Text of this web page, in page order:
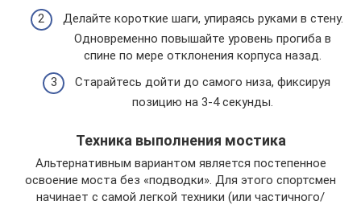
Делайте короткие шаги, упираясь руками в стену.
Одновременно повышайте уровень прогиба в
спине по мере отклонения корпуса назад.
Старайтесь дойти до самого низа, фиксируя
позицию на 3-4 секунды.
Техника выполнения мостика
Альтернативным вариантом является постепенное
освоение моста без «подводки». Для этого спортсмен
начинает с самой легкой техники (или частичного/